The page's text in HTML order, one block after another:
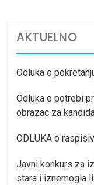
AKTUELNO
Odluka o
Odluka o potrebi
obrazac za
ODLUKA o
Javni konkurs za
stara i iznemogla